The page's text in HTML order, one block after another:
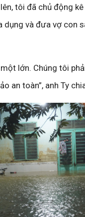
tôi đã chủ động
dụng và đưa vợ con
lớn. Chúng tôi
an toàn”, anh Ty